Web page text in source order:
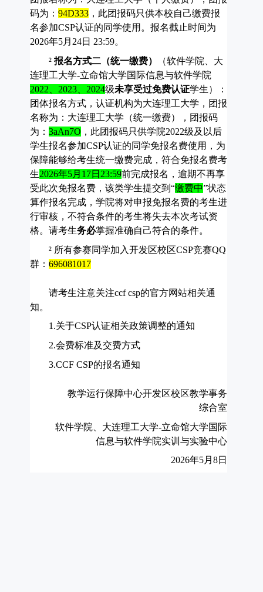
码为： 94D333，此团报码只供本校自己缴费报
名参加CSP认证的同学使用。报名截止时间为
2026年5月 24日 23:59。
² 报名方式二（统一缴费）
（软件学院、大
连理工大学-立命馆大学国际信息与软件学院
2022
2023、 2024级未享受过免费认证学生）：
团体报名方式，认证机构为大连理工大学，团报
名称为：大连理工大学（统一缴费），团报码
为： 3aAn7O ，此团报码只供学院2022级及以后
学生报名参加CSP认证的同学免报名费使用，为
保障能够给考生统一缴费完成，符合免报名费考
生2026年5月 17日 23:59前完成报名，逾期不再享
受此次免报名费，该类学生提交到“缴费中”状态
算作报名完成，学院将对申报免报名费的考生进
行审核，不符合条件的考生将失去本次考试资
格。请考生务必掌握准确自己符合的条件。
² 所有参赛同学加入开发区校区CSP竞赛QQ
群： 696081017
请考生注意关注ccf csp的官方网站相关通
知。
1.关于CSP认证相关政策调整的通知
2.会费标准及交费方式
3.CCF CSP的报名通知
教学运行保障中心开发区校区教学事务
综合室
软件学院、大连理工大学-立命馆大学国际
信息与软件学院实训与实验中心
2026年5月 8日